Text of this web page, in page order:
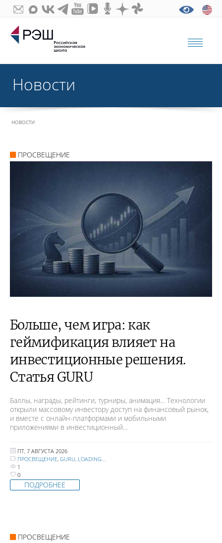
Новости
НОВОСТИ
ПРОСВЕЩЕНИЕ
Больше, чем игра: как
геймификация влияет на
инвестиционные решения.
Статья GURU
Баллы, награды, рейтинги, турниры, анимация… Технологии
открыли массовому инвестору доступ на финансовый рынок,
и вместе с онлайн-платформами и мобильными
приложениями в инвестиционный…
ПТ, 7 АВГУСТА 2026
ПРОСВЕЩЕНИЕ, GURU, LOADING...
1
0
ПОДРОБНЕЕ
ПРОСВЕЩЕНИЕ